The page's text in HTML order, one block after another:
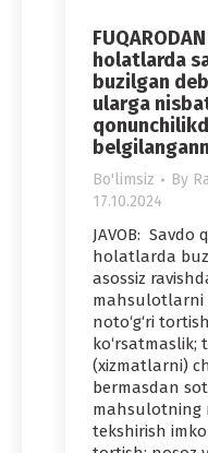
holatlarda
buzilgan
ularga
Bo'limsiz By
17.10.2024
JAVOB:
holatlarda
asossiz
mahsulotlarni
noto‘g‘ri
(xizmatlarni)
bermasdan
mahsulotning
tekshirish